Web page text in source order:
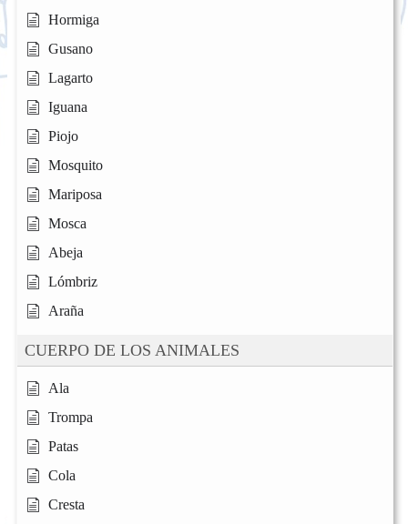
Hormiga
Gusano
Lagarto
Iguana
Piojo
Mosquito
Mariposa
Mosca
Abeja
Lómbriz
Araña
CUERPO DE LOS ANIMALES
Ala
Trompa
Patas
Cola
Cresta